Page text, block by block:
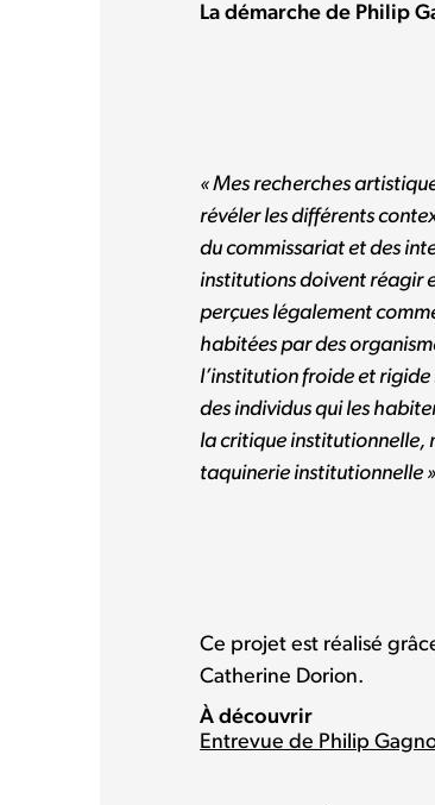
La démarche de Philip
« Mes recherches
révélerles différents
du commissariat et des
institutions doivent réagir
perçues légalement
habitées par des
l’institution froide et rigide
des individus qui les
la critique institutionnelle,
taquinerie institutionnelle
Ce projet est réalisé
Catherine Dorion.
À découvrir
Entrevue de Philip